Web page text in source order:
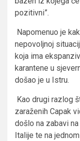
pozitivni”.
Napomenuo je
nepovoljnoj
koja ima
karantene u
došao je u Istru.
Kao drugi razlog
zaraženih Capak
došlo na zabavi
Italije te na